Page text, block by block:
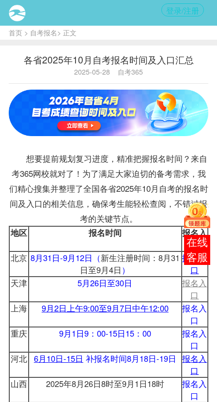
登录/注册
首页> 自考报名> 正文
各省2025年10月自考报名时间及入口汇总
2025-05-28 自考365
想要提前规划复习进度，精准把握报名时间？来自
考365网校就对了！为了满足大家迫切的备考需求，我
们精心搜集并整理了全国各省2025年10月自考的报名时
间及入口的相关信息，确保考生能轻松查阅，不错过报
考的关键节点。
地区 报名时间 报名入
口
北京 8月31日-9月12日 （新生注册时间：8月31
日至9月4日 ）
报名入
口
天津
5月26日至30日
报名入
口
上海
9月2日上午9:00至9月7日中午12:00
报名入
口
重庆
9月1日9：00-15日15：00
报名入
口
河北 6月10日-15日 补报名时间8月18日-19日
报名入
口
山西
2025年8月26日8时至9月1日18时
报名入
口
在线
客服